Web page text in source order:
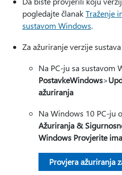
pogledajte članakTraženje
sustavom Windows.
Za ažuriranje verzije
Na PC-ju sa sustavom
PostavkeWindows>
ažuriranja
Na Windows 10 PC-ju
Ažuriranja &
Windows Provjerite
Provjera ažuriranja